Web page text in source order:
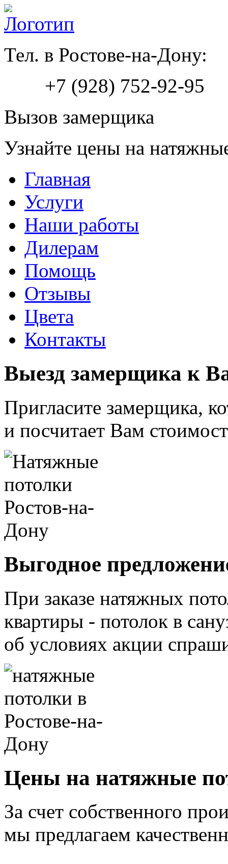
Тел. в Ростове-на-Дону:
+7 (928) 752-92-95
Вызов замерщика
Узнайте цены на
Главная
Услуги
Наши работы
Дилерам
Помощь
Отзывы
Цвета
Контакты
Выезд замерщика к
Пригласите замерщика,
и посчитает Вам
Выгодное
При заказе натяжных
квартиры - потолок в
об условиях акции
Цены на натяжные
За счет собственного
мы предлагаем